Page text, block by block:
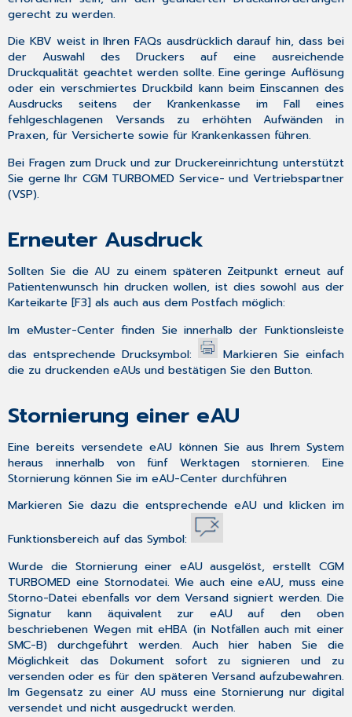
gerecht zu werden.
Die KBV weist in Ihren FAQs ausdrücklich darauf hin, dass bei
der Auswahl des Druckers auf eine ausreichende
Druckqualität geachtet werden sollte. Eine geringe Auflösung
oder ein verschmiertes Druckbild kann beim Einscannen des
Ausdrucks seitens der Krankenkasse im Fall eines
fehlgeschlagenen Versands zu erhöhten Aufwänden in
Praxen, für Versicherte sowie für Krankenkassen führen.
Bei Fragen zum Druck und zur Druckereinrichtung unterstützt
Sie gerne Ihr CGM TURBOMED Service- und Vertriebspartner
(VSP).
Erneuter Ausdruck
Sollten Sie die AU zu einem späteren Zeitpunkt erneut auf
Patientenwunsch hin drucken wollen, ist dies sowohl aus der
Karteikarte [F3] als auch aus dem Postfach möglich:
Im eMuster-Center finden Sie innerhalb der Funktionsleiste
das entsprechende Drucksymbol:
Markieren Sie einfach
die zu druckenden eAUs und bestätigen Sie den Button.
Stornierung einer eAU
Eine bereitsversendete eAU können Sie aus Ihrem System
heraus innerhalb von fünf Werktagen stornieren. Eine
Stornierung können Sie im eAU-Center durchführen
Markieren Sie dazu die entsprechende eAU und klicken im
Funktionsbereich auf das Symbol:
Wurde die Stornierung einer eAU ausgelöst, erstellt CGM
TURBOMED eine Stornodatei. Wie auch eine eAU, muss eine
Storno-Datei ebenfalls vor dem Versand signiert werden. Die
Signatur kann äquivalent zur eAU auf den oben
beschriebenen Wegen mit eHBA (in Notfällen auch mit einer
SMC-B) durchgeführt werden. Auch hier haben Sie die
Möglichkeit das Dokument sofort zu signieren und zu
versenden oder es für den späteren Versand aufzubewahren.
Im Gegensatz zu einer AU muss eine Stornierung nur digital
versendet und nicht ausgedruckt werden.